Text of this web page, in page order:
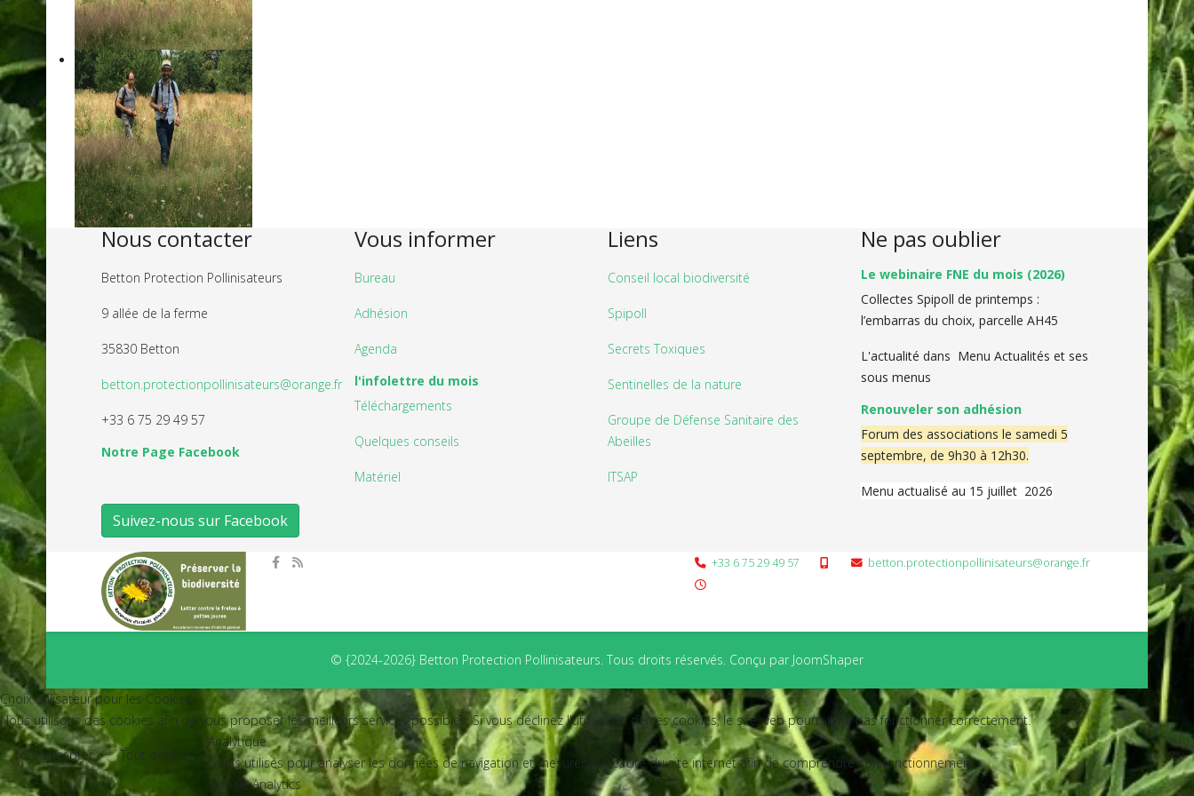
Nous contacter
Betton Protection Pollinisateurs
9 allée de la ferme
35830 Betton
betton.protectionpollinisateurs@orange.fr
+33 6 75 29 49 57
Notre Page Facebook
Suivez-nous sur Facebook
Vous informer
Bureau
Adhésion
Agenda
l'infolettre du mois
Téléchargements
Quelques conseils
Matériel
Liens
Conseil local biodiversité
Spipoll
Secrets Toxiques
Sentinelles de la nature
Groupe de Défense Sanitaire des
Abeilles
ITSAP
Ne pas oublier
Le webinaire FNE du mois (2026)
Collectes Spipoll de printemps :
l’embarras du choix, parcelle AH45
L'actualité dans Menu Actualités et ses
sous menus
Renouveler son adhésion
Forum des associations le samedi 5
septembre, de 9h30 à 12h30.
Menu actualisé au 15 juillet 2026
+33 6 75 29 49 57 betton.protectionpollinisateurs@orange.fr
© {2024-2026} Betton Protection Pollinisateurs. Tous droits réservés. Conçu par JoomShaper
Choix utilisateur pour les Cookies
Nous utilisons des cookies afin de vous proposer les meilleurs services possibles. Si vous déclinez l'utilisation de ces cookies, le site web pourrait ne pas fonctionner correctement.
Tout accepter Tout décliner
Analytique
Outils utilisés pour analyser les données de navigation et mesurer l'efficacité du site internet afin de comprendre son fonctionnement.
Google Analytics